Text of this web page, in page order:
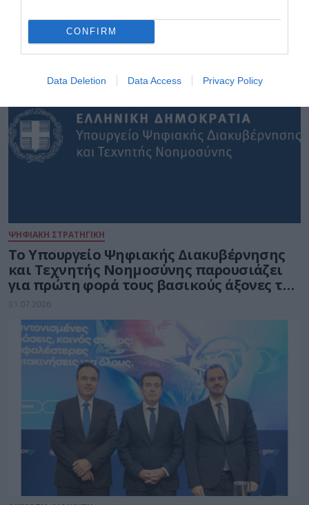
CONFIRM
Data Deletion Data Access Privacy Policy
ΔΗΜΟΣΙΑ ΔΙΟΙΚΗΣΗ
ΨΗΦΙΑΚΗ ΣΤΡΑΤΗΓΙΚΗ
Το Υπουργείο Ψηφιακής Διακυβέρνησης
και Τεχνητής Νοημοσύνης παρουσιάζει
για πρώτη φορά τους βασικούς άξονες του
νέου Εθνικού Διαστημικού Προγράμματος
31.07.2026